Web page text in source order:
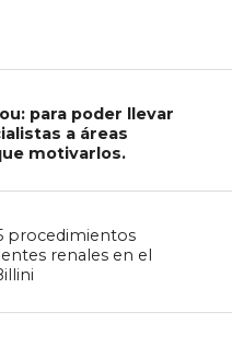
para poder llevar
a áreas
motivarlos.
procedimientos
renales en el